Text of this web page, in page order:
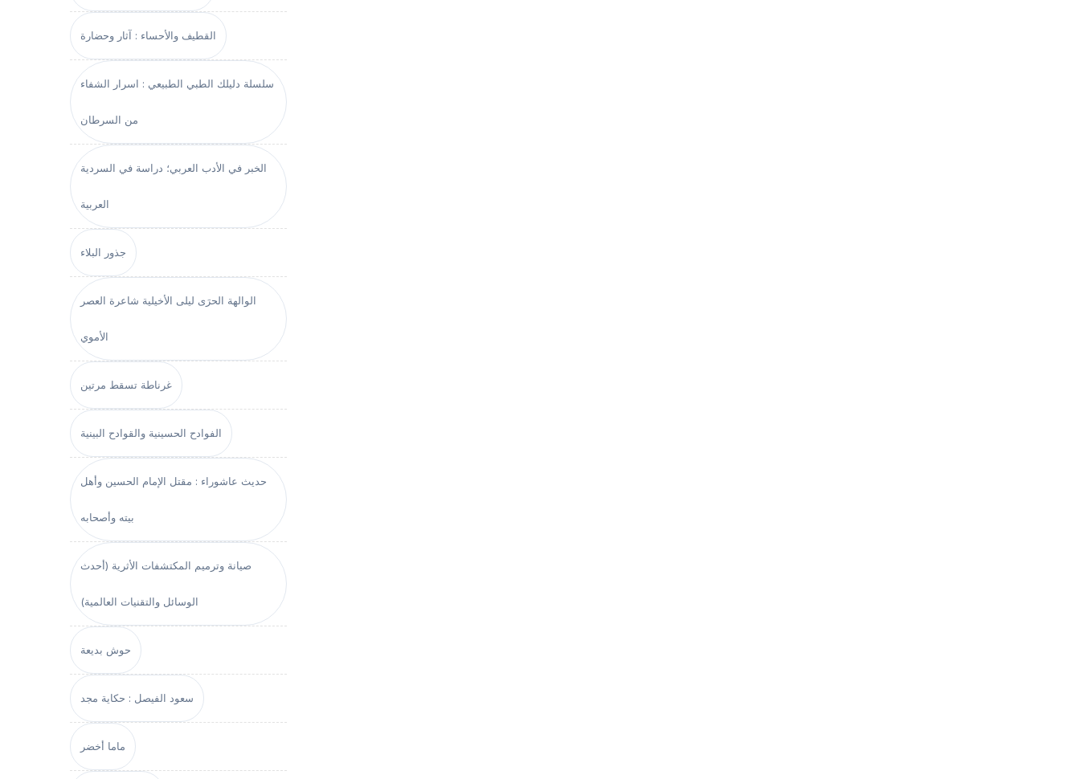
القطيف والأحساء : آثار وحضارة
سلسلة دليلك الطبي الطبيعي : اسرار الشفاء
من السرطان
الخبر في الأدب العربي؛ دراسة في السردية
العربية
جذور البلاء
الوالهة الحرَى ليلى الأخيلية شاعرة العصر
الأموي
غرناطة تسقط مرتين
الفوادح الحسينية والقوادح البينية
حديث عاشوراء : مقتل الإمام الحسين وأهل
بيته وأصحابه
صيانة وترميم المكتشفات الأثرية (أحدث
الوسائل والتقنيات العالمية)
حوش بديعة
سعود الفيصل : حكاية مجد
ماما أخضر